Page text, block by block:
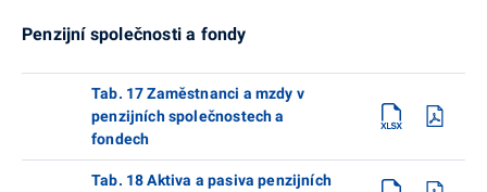
Penzijní společnosti a fondy
Tab. 17 Zaměstnanci a mzdy v
penzijních společnostech a
fondech
Tab. 18 Aktiva a pasiva penzijních